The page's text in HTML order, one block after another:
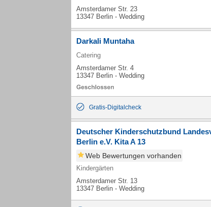
Amsterdamer Str. 23
13347 Berlin - Wedding
Darkali Muntaha
Catering
Amsterdamer Str. 4
13347 Berlin - Wedding
Gratis-Digitalcheck
Deutscher Kinderschutzbund
Berlin e.V. Kita A 13
Web Bewertungen vorhanden
Kindergärten
Amsterdamer Str. 13
13347 Berlin - Wedding